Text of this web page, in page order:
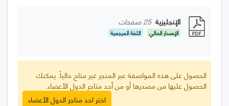
الإنجليزية 25 صفحات
الإصدار الحالي اللغة المرجعية
الحصول على هذه المواصفة عبر المتجر غير متاح حالياً. يمكنك
الحصول عليها من مصدرها أو من أحد متاجر الدول الأعضاء.
اختر احد متاجر الدول الأعضاء